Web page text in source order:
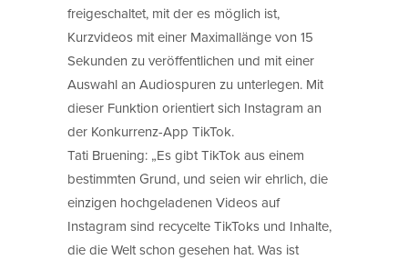
freigeschaltet, mit der es möglich ist,
Kurzvideos mit einer Maximallänge von 15
Sekunden zu veröffentlichen und mit einer
Auswahl an Audiospuren zu unterlegen. Mit
dieser Funktion orientiert sich Instagram an
der Konkurrenz-App TikTok.
Tati Bruening: „Es gibt TikTok aus einem
bestimmten Grund, und seien wir ehrlich, die
einzigen hochgeladenen Videos auf
Instagram sind recycelte TikToks und Inhalte,
die die Welt schon gesehen hat. Was ist